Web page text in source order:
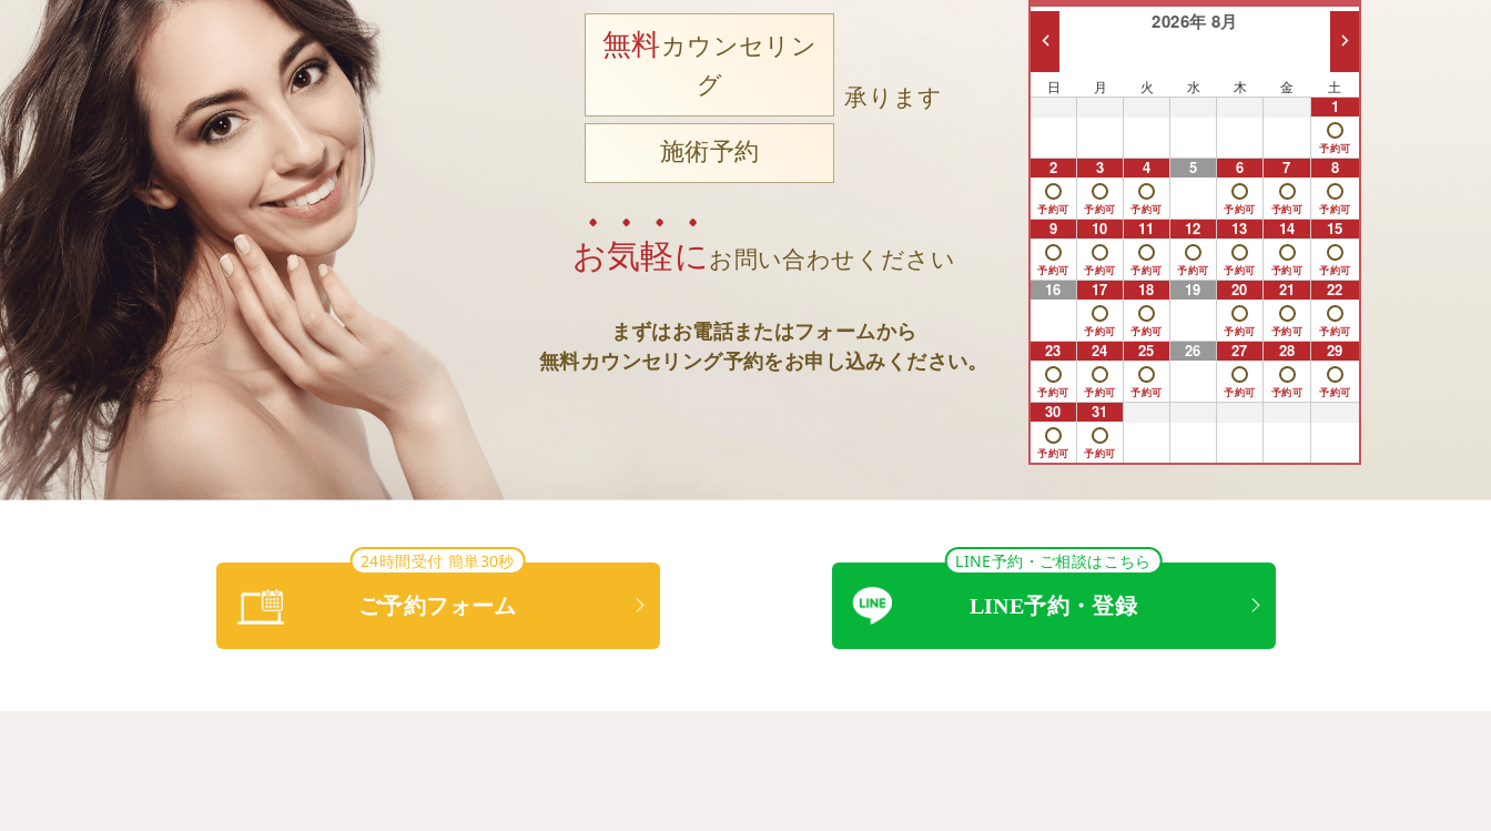
無料カウンセリン
グ
施術予約
承ります
お気軽に お問い合わせください
まずはお電話またはフォームから
無料カウンセリング予約をお申し込みください。
2026年 8月
日 月 火 水 木 金 土
1
2 3 4 5 6 7 8
9 10 11 12 13 14 15
16 17 18 19 20 21 22
23 24 25 26 27 28 29
30 31
24時間受付 簡単30秒
ご予約フォーム
LINE予約・ご相談はこちら
LINE予約・登録